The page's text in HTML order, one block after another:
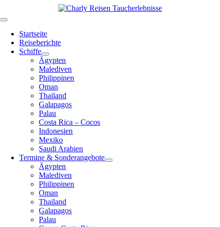
Inhalt
Toggle
NavigationStartseite
Reiseberichte
Schiffe
Ägypten
Malediven
Philippinen
Oman
Thailand
Galapagos
Palau
Costa Rica – Cocos
Indonesien
Mexiko
Saudi Arabien
Termine & Sonderangebote
Ägypten
Malediven
Philippinen
Oman
Thailand
Galapagos
Palau